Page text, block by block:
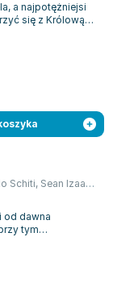
a najpotężniejsi
się z Królową
Schiti, Sean Izaakse
od dawna
tym
skalę. W